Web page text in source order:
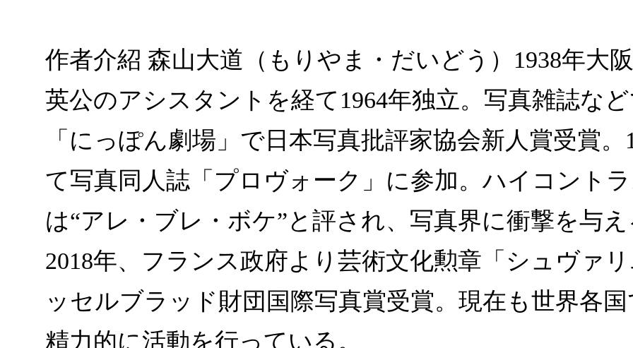
作者介紹 森山大道（もりやま・だいどう）1938年大
英公のアシスタントを経て1964年独立。写真雑誌な
「にっぽん劇場」で日本写真批評家協会新人賞受賞
て写真同人誌「プロヴォーク」に参加。ハイコント
は“アレ・ブレ・ボケ”と評され、写真界に衝撃を与
2018年、フランス政府より芸術文化勲章「シュヴァ
ッセルブラッド財団国際写真賞受賞。現在も世界各
精力的に活動を行っている。